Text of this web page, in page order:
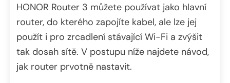
HONOR Router 3 můžete používat jako hlavní
router, do kterého zapojíte kabel, ale lze jej
použít i pro zrcadlení stávající Wi-Fi a zvýšit
tak dosah sítě. V postupu níže najdete návod,
jak router prvotně nastavit.